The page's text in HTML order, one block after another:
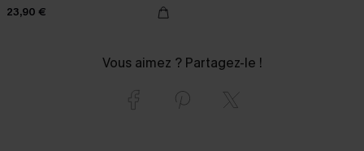
23,90 €
Vous aimez ? Partagez-le !